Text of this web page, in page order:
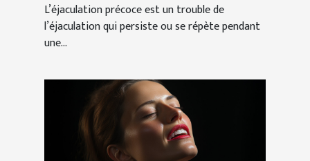
L’éjaculation précoce est un trouble de
l’éjaculation qui persiste ou se répète pendant
une...